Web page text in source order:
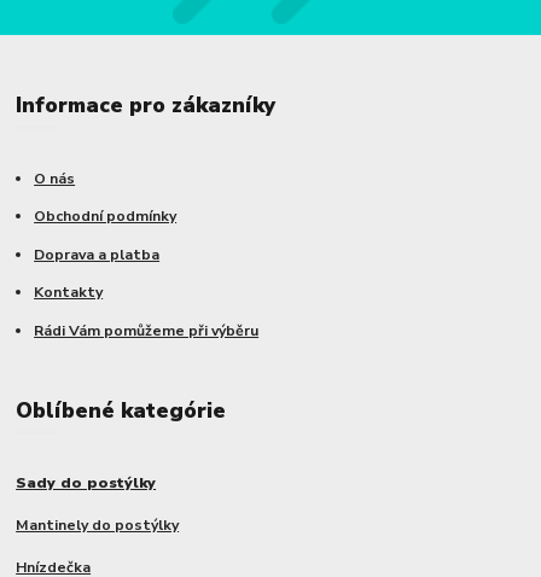
Informace pro zákazníky
O nás
Obchodní podmínky
Doprava a platba
Kontakty
Rádi Vám pomůžeme při výběru
Oblíbené kategórie
Sady do postýlky
Mantinely do postýlky
Hnízdečka